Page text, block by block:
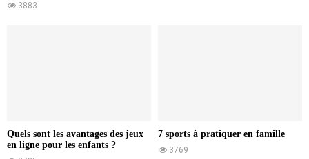
3883
Quels sont les avantages des jeux
en ligne pour les enfants ?
7 sports à pratiquer en famille
3769